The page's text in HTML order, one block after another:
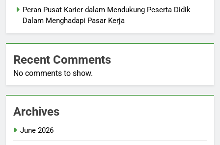
Peran Pusat Karier dalam Mendukung Peserta Didik
Dalam Menghadapi Pasar Kerja
Recent Comments
No comments to show.
Archives
June 2026